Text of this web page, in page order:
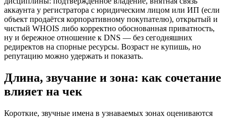
аккаунта у регистратора с юридическим лицом или ИП (если
объект продаётся корпоративному покупателю), открытый и
чистый WHOIS либо корректно обоснованная приватность,
ну и бережное отношение к DNS — без сегодняшних
редиректов на спорные ресурсы. Возраст не купишь, но
репутацию можно удержать и показать.
Длина, звучание и зона: как сочетание
влияет на чек
Короткие, звучные имена в узнаваемых зонах оцениваются